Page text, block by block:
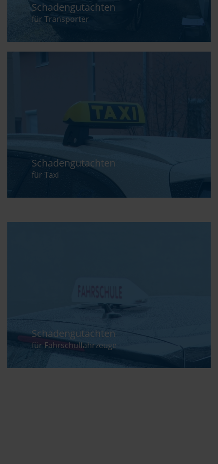
Schadengutachten
für Transporter
Schadengutachten
für Taxi
Schadengutachten
für Fahrschulfahrzeuge